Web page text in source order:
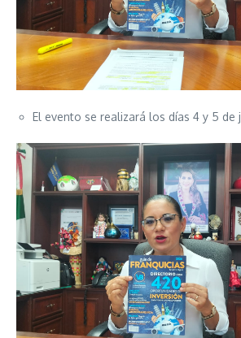
El evento se realizará los días 4 y 5 de